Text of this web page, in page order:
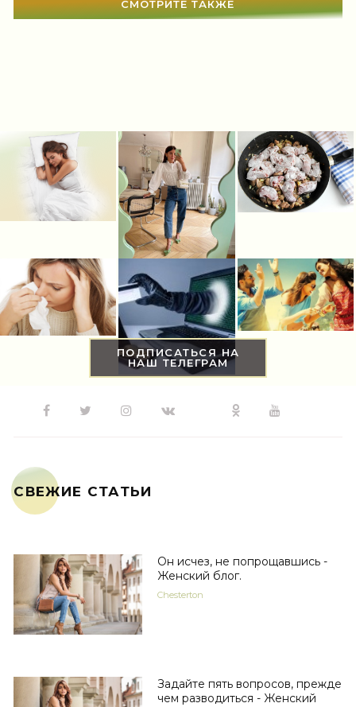
СМОТРИТЕ ТАКЖЕ
ПОДПИСАТЬСЯ НА
НАШ ТЕЛЕГРАМ
СВЕЖИЕ СТАТЬИ
Он исчез, не попрощавшись -
Женский блог.
Chesterton
Задайте пять вопросов, прежде
чем разводиться - Женский